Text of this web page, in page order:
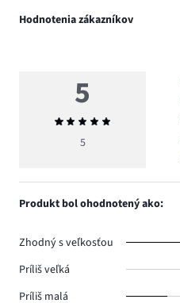
Hodnotenia zákazníkov
5
Priemerné
hodnotenie
5
Produkt bol ohodnotený ako:
Zhodný s veľkosťou
Príliš veľká
Príliš malá